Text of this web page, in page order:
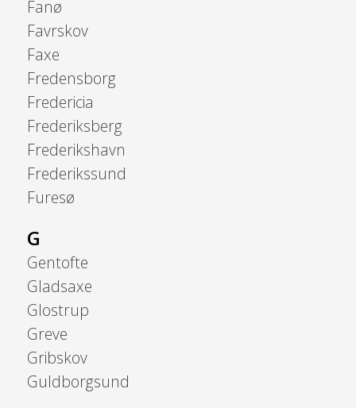
Fanø
Favrskov
Faxe
Fredensborg
Fredericia
Frederiksberg
Frederikshavn
Frederikssund
Furesø
G
Gentofte
Gladsaxe
Glostrup
Greve
Gribskov
Guldborgsund